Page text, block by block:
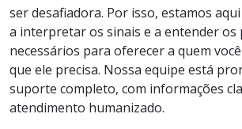
ser desafiadora. Por isso, estamos
a interpretar os sinais e a entender os
necessários para oferecer a quem
que ele precisa. Nossa equipe está
suporte completo, com informações
atendimento humanizado.